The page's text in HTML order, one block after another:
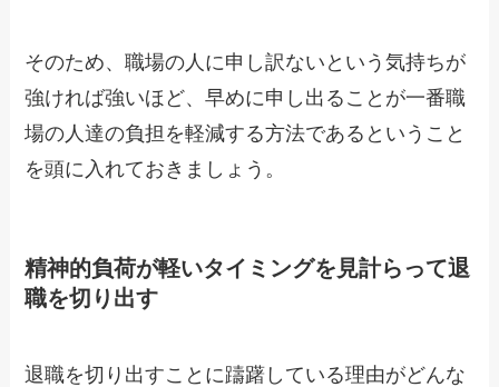
そのため、職場の人に申し訳ないという気持ちが
強ければ強いほど、早めに申し出ることが一番職
場の人達の負担を軽減する方法であるということ
を頭に入れておきましょう。
精神的負荷が軽いタイミングを見計らって退
職を切り出す
退職を切り出すことに躊躇している理由がどんな